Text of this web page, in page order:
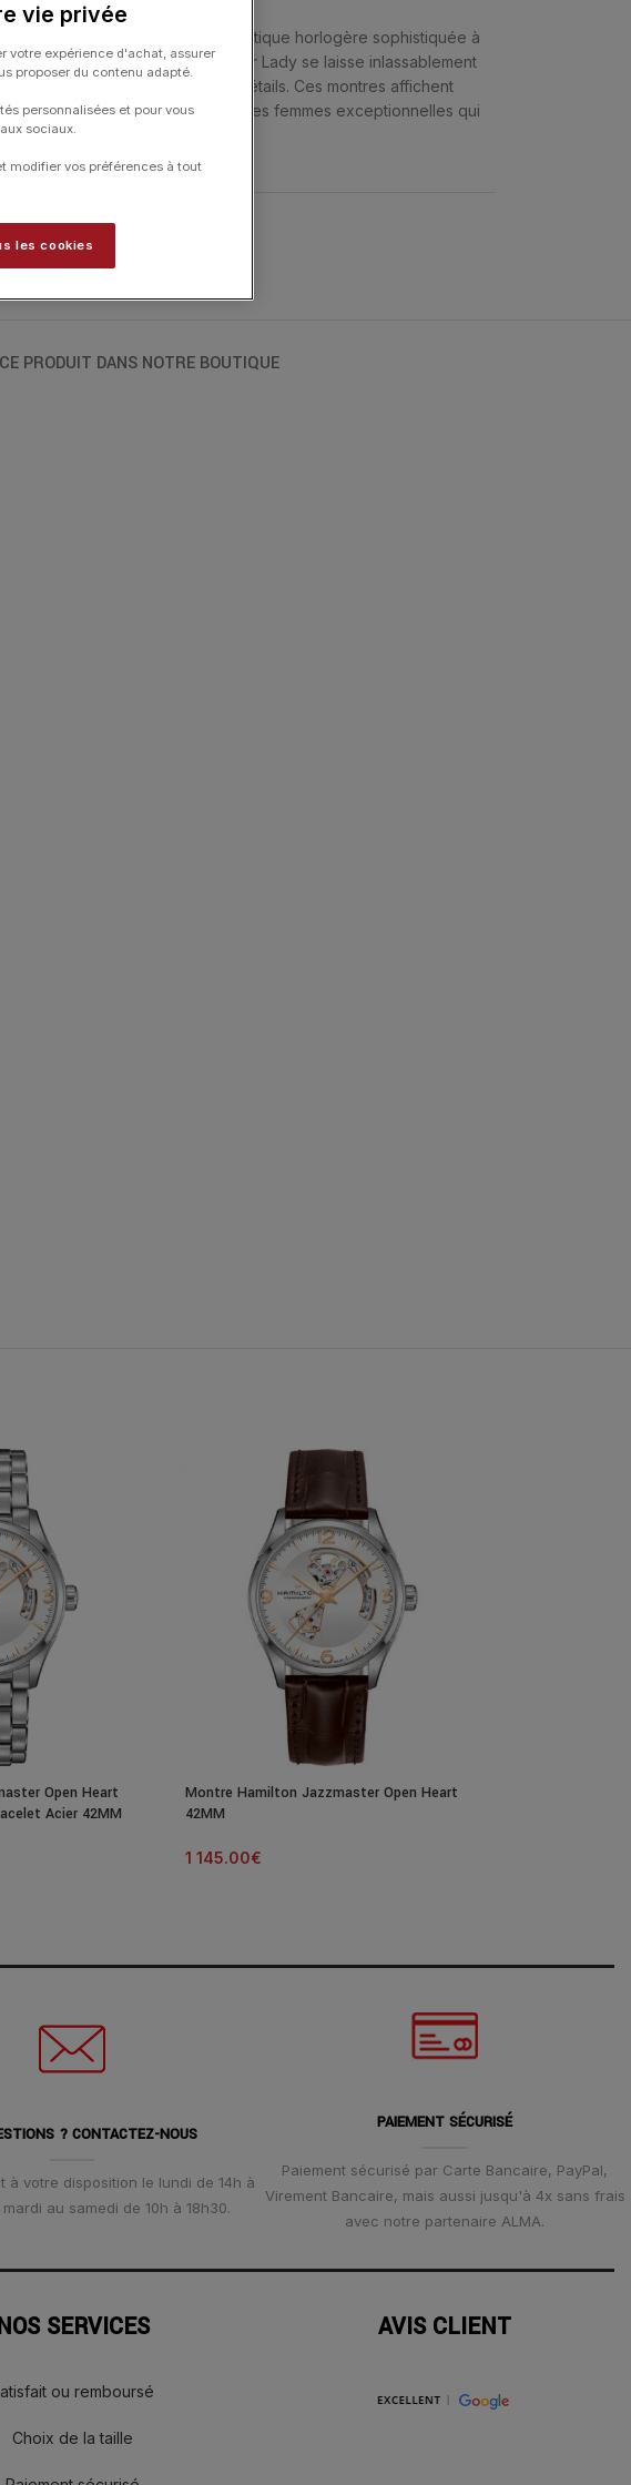
resplendit au féminin. D’une esthétique horlogère sophistiquée à
visage raffiné de la Commander Lady se laisse inlassablement
coutures et dans les moindres détails. Ces montres affichent
cadran, évoquant à merveille les femmes exceptionnelles qui
, HORLOGERIE
PRODUIT DANS NOTRE BOUTIQUE
Open Heart
Acier 42MM
Montre Hamilton Jazzmaster Open Heart
42MM
1 145.00€
? CONTACTEZ-NOUS
à votre disposition le lundi de 14h à
au samedi de 10h à 18h30.
PAIEMENT SÉCURISÉ
Paiement sécurisé par Carte Bancaire, PayPal,
Virement Bancaire, mais aussi jusqu'à 4x sans frais
avec notre partenaire ALMA.
SERVICES
ou remboursé
Choix de la taille
AVIS CLIENT
vie privée
votre expérience d'achat, assurer
proposer du contenu adapté.
personnalisées et pour vous
sociaux.
modifier vos préférences à tout
les cookies